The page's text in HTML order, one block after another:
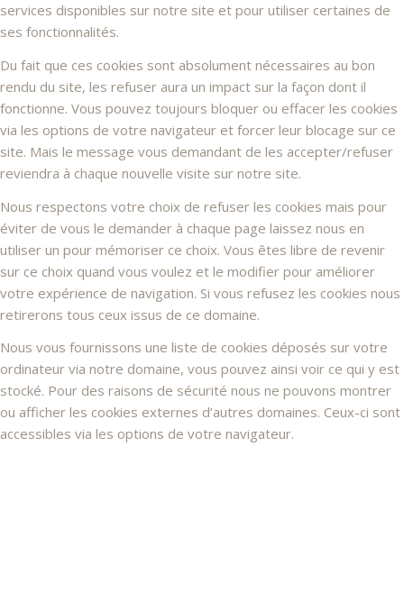
services disponibles sur notre site et pour utiliser certaines de
ses fonctionnalités.
Du fait que ces cookies sont absolument nécessaires au bon
rendu du site, les refuser aura un impact sur la façon dont il
fonctionne. Vous pouvez toujours bloquer ou effacer les cookies
via les options de votre navigateur et forcer leur blocage sur ce
site. Mais le message vous demandant de les accepter/refuser
reviendra à chaque nouvelle visite sur notre site.
Nous respectons votre choix de refuser les cookies mais pour
éviter de vous le demander à chaque page laissez nous en
utiliser un pour mémoriser ce choix. Vous êtes libre de revenir
sur ce choix quand vous voulez et le modifier pour améliorer
votre expérience de navigation. Si vous refusez les cookies nous
retirerons tous ceux issus de ce domaine.
Nous vous fournissons une liste de cookies déposés sur votre
ordinateur via notre domaine, vous pouvez ainsi voir ce qui y est
stocké. Pour des raisons de sécurité nous ne pouvons montrer
ou afficher les cookies externes d’autres domaines. Ceux-ci sont
accessibles via les options de votre navigateur.